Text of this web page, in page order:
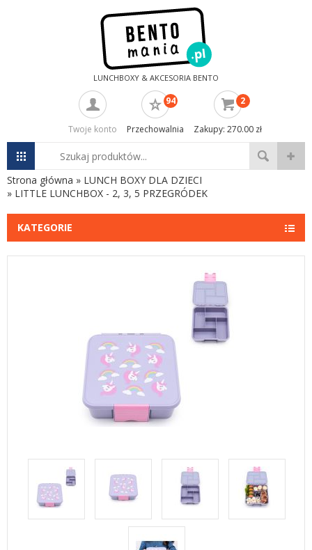
LUNCHBOXY & AKCESORIA BENTO
Twoje konto
94
Przechowalnia
2
Zakupy: 270.00 zł
Strona główna » LUNCH BOXY DLA DZIECI
» LITTLE LUNCHBOX - 2, 3, 5 PRZEGRÓDEK
KATEGORIE